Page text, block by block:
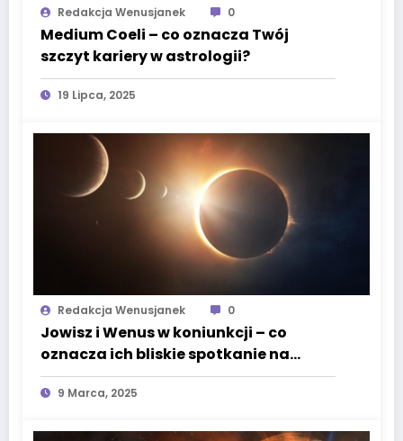
Redakcja Wenusjanek 0
Medium Coeli – co oznacza Twój
szczyt kariery w astrologii?
19 Lipca, 2025
Redakcja Wenusjanek 0
Jowisz i Wenus w koniunkcji – co
oznacza ich bliskie spotkanie na
niebie?
9 Marca, 2025